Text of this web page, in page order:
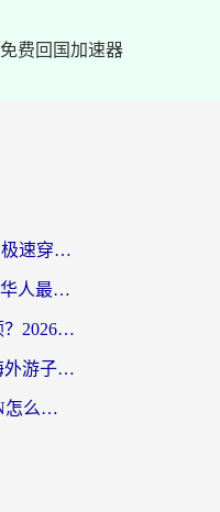
免费回国加速器
海外党必看：ChickCN和极速穿梭VPN好用吗？3招教你选对回国加速器无缝刷国内资源
斧牛和light哪个好？海外华人最关心的回国加速器选择难题，一篇讲透
在国外怎么用虎牙不卡顿？2026海外华人亲测有效的回国加速器选择指南
斧牛和加速喵好用吗？海外游子的真实选择困境
马来西亚留学生回国VPN怎么选？3个避坑点+1款实测好用的加速器推荐